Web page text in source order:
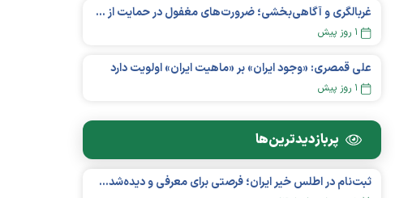
غربالگری و آگاهی‌بخشی؛ ضرورت‌های مغفول در حمایت از بیماران «نقص ایمنی اولیه»
۱ روز پیش
علی قمصری: «وجود ایران» بر «ماهیت ایران» اولویت دارد
۱ روز پیش
پربازدید‌ترین‌ها
ثبت‌نام در اطلس خیر ایران؛ فرصتی برای معرفی و دیده‌شدن مؤسسات نیکوکاری